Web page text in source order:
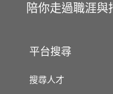
陪你走過職涯
平台搜尋
搜尋人才